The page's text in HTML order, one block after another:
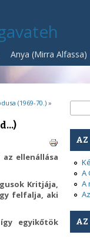
Anya (Mirra Alfassa)
(1969-70.) »
ellenállása
Kritjája,
felfalja, aki
egyikőtök
A
A
AZ